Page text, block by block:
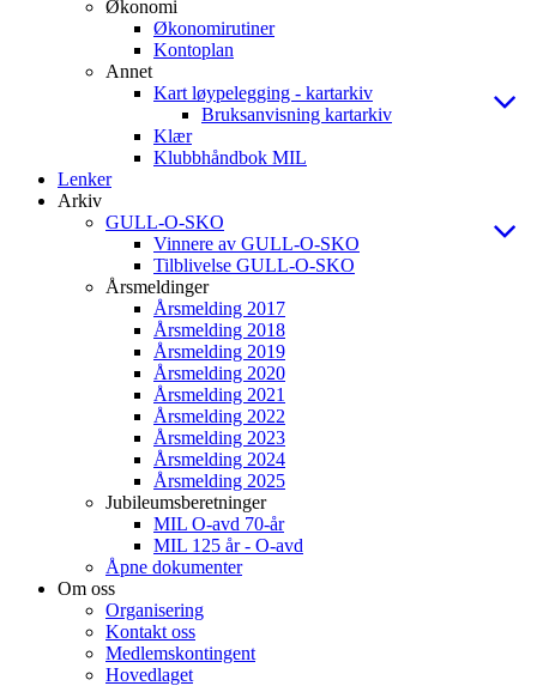
Økonomi
Økonomirutiner
Kontoplan
Annet
Kart løypelegging - kartarkiv
Bruksanvisning kartarkiv
Klær
Klubbhåndbok MIL
Lenker
Arkiv
GULL-O-SKO
Vinnere av GULL-O-SKO
Tilblivelse GULL-O-SKO
Årsmeldinger
Årsmelding 2017
Årsmelding 2018
Årsmelding 2019
Årsmelding 2020
Årsmelding 2021
Årsmelding 2022
Årsmelding 2023
Årsmelding 2024
Årsmelding 2025
Jubileumsberetninger
MIL O-avd 70-år
MIL 125 år - O-avd
Åpne dokumenter
Om oss
Organisering
Kontakt oss
Medlemskontingent
Hovedlaget